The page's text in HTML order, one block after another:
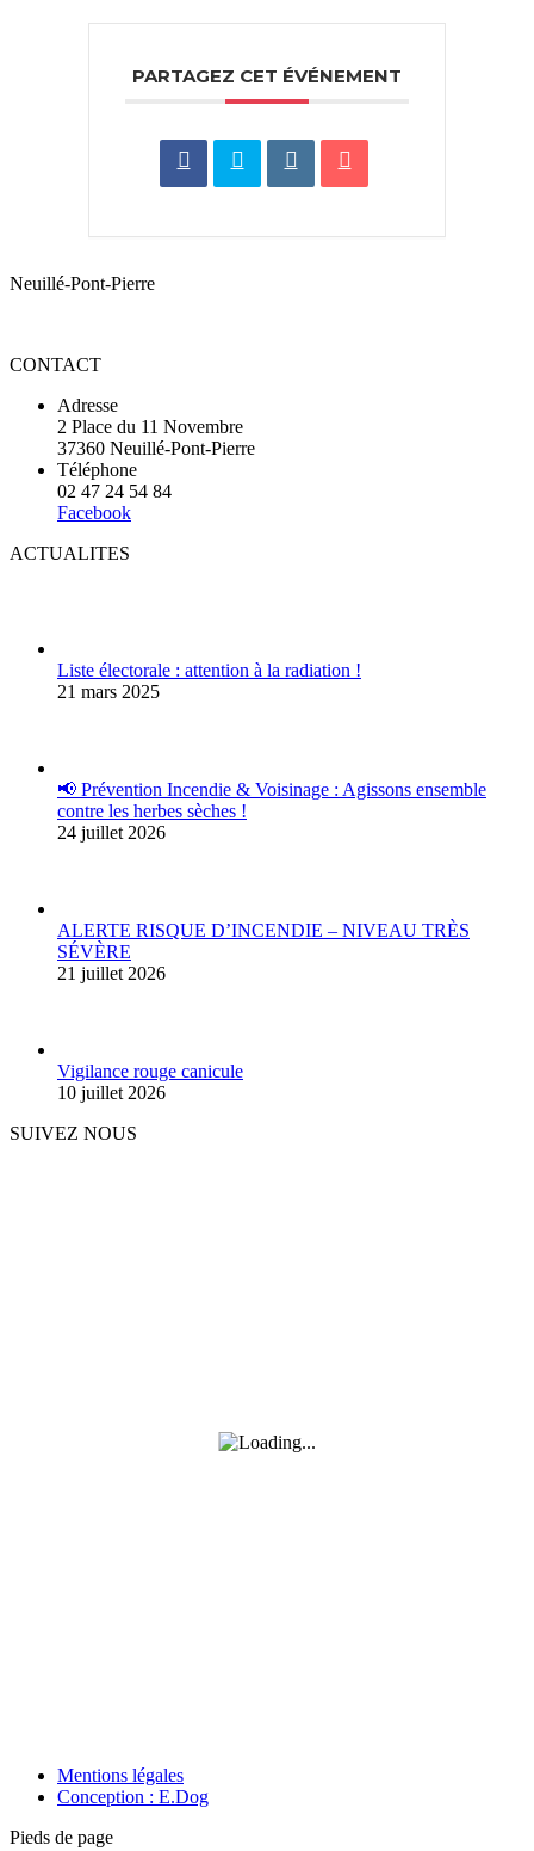
PARTAGEZ CET ÉVÉNEMENT
Neuillé-Pont-Pierre
CONTACT
Adresse
2 Place du 11 Novembre
37360 Neuillé-Pont-Pierre
Téléphone
02 47 24 54 84
Facebook
ACTUALITES
Liste électorale : attention à la radiation !
21 mars 2025
📢 Prévention Incendie & Voisinage : Agissons ensemble
contre les herbes sèches !
24 juillet 2026
ALERTE RISQUE D’INCENDIE – NIVEAU TRÈS
SÉVÈRE
21 juillet 2026
Vigilance rouge canicule
10 juillet 2026
SUIVEZ NOUS
Mentions légales
Conception : E.Dog
Pieds de page